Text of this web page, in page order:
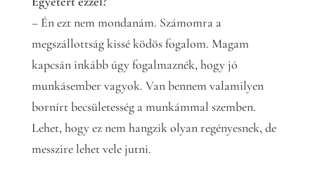
– Én ezt nem mondanám. Számomra a
megszállottság kissé ködös fogalom. Magam
kapcsán inkább úgy fogalmaznék, hogy jó
munkásember vagyok. Van bennem valamilyen
bornírt becsületesség a munkámmal szemben.
Lehet, hogy ez nem hangzik olyan regényesnek, de
messzire lehet vele jutni.